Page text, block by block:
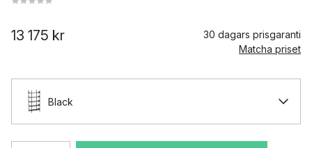
13 175 kr
30 dagars prisgaranti
Matcha priset
Black